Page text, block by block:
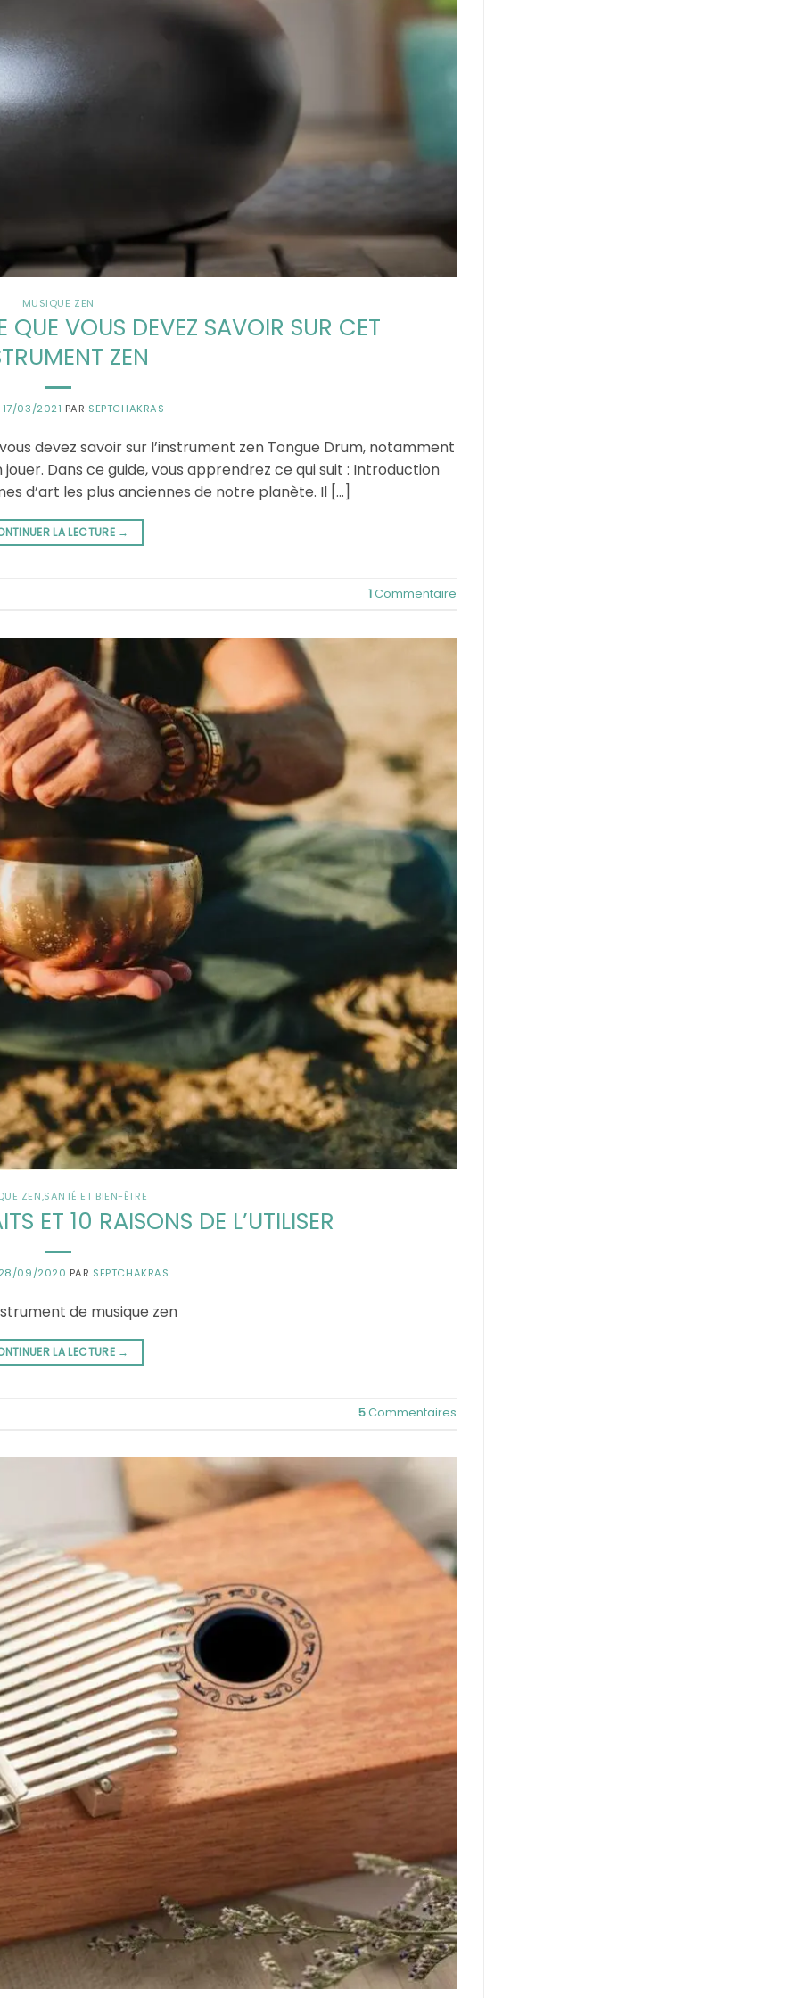
MUSIQUE ZEN
VOUS DEVEZ SAVOIR SUR CET
ZEN
17/03/2021 PAR SEPTCHAKRAS
devez savoir sur l’instrument zen Tongue Drum, notamment
Dans ce guide, vous apprendrez ce qui suit : Introduction
d’art les plus anciennes de notre planète. Il […]
LA LECTURE →
1Commentaire
ZEN,SANTÉ ET BIEN-ÊTRE
ET 10 RAISONS DE L’UTILISER
09/2020 PAR SEPTCHAKRAS
de musique zen
LA LECTURE →
5Commentaires